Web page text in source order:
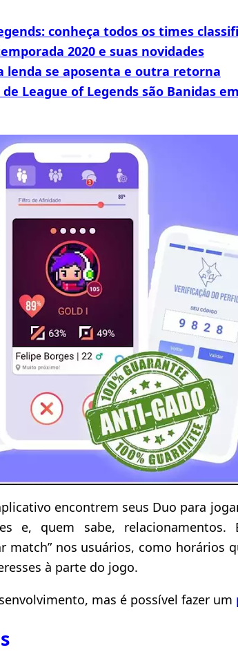
conheça todos os times
2020 e suas novidades
lenda se aposenta e outra retorna
League of Legends são Banidas
encontrem seus Duo para
e, quem sabe,
match” nos usuários, como horários
à parte do jogo.
mas é possível fazer um